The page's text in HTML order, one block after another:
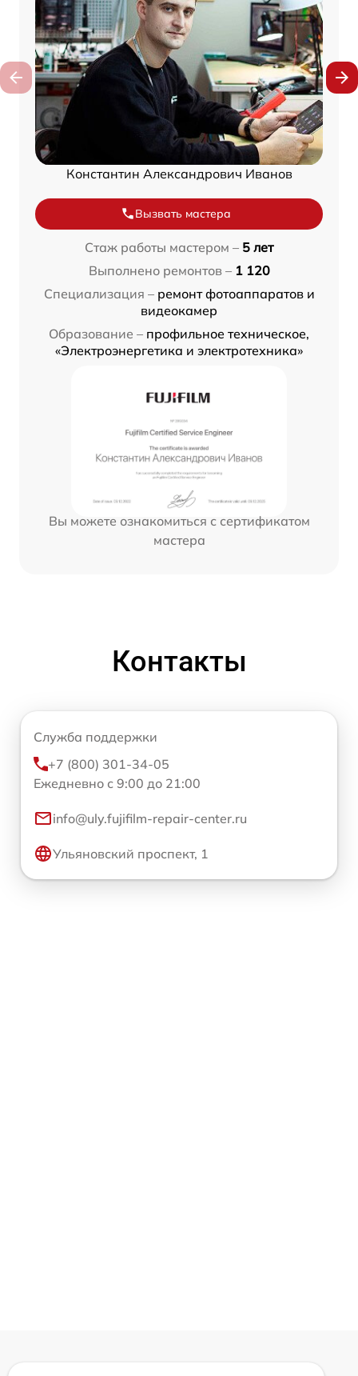
Константин Александрович Иванов
Вызвать мастера
Стаж работы мастером – 5 лет
Выполнено ремонтов – 1 120
Специализация – ремонт фотоаппаратов и
видеокамер
Образование – профильное техническое,
«Электроэнергетика и электротехника»
Вы можете ознакомиться с сертификатом
мастера
Контакты
Служба поддержки
+7 (800) 301-34-05
Ежедневно с 9:00 до 21:00
info@uly.fujifilm-repair-center.ru
Ульяновский проспект, 1